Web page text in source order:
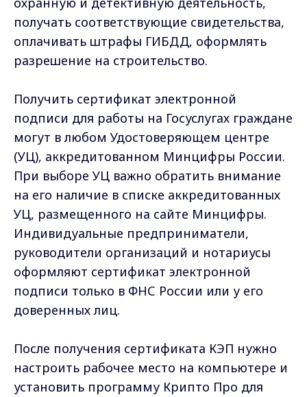
получать соответствующие свидетельства,
оплачивать штрафы ГИБДД, оформлять
разрешение на строительство.
Получить сертификат электронной
подписи для работы на Госуслугах граждане
могут в любом Удостоверяющем центре
(УЦ), аккредитованном Минцифры России.
При выборе УЦ важно обратить внимание
на его наличие в списке аккредитованных
УЦ, размещенного на сайте Минцифры.
Индивидуальные предприниматели,
руководители организаций и нотариусы
оформляют сертификат электронной
подписи только в ФНС России или у его
доверенных лиц.
После получения сертификата КЭП нужно
настроить рабочее место на компьютере и
установить программу Крипто Про для